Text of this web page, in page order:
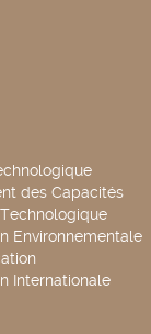
des Capacités
Environnementale
Internationale